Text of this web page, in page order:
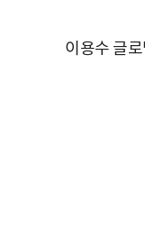
이용수 글